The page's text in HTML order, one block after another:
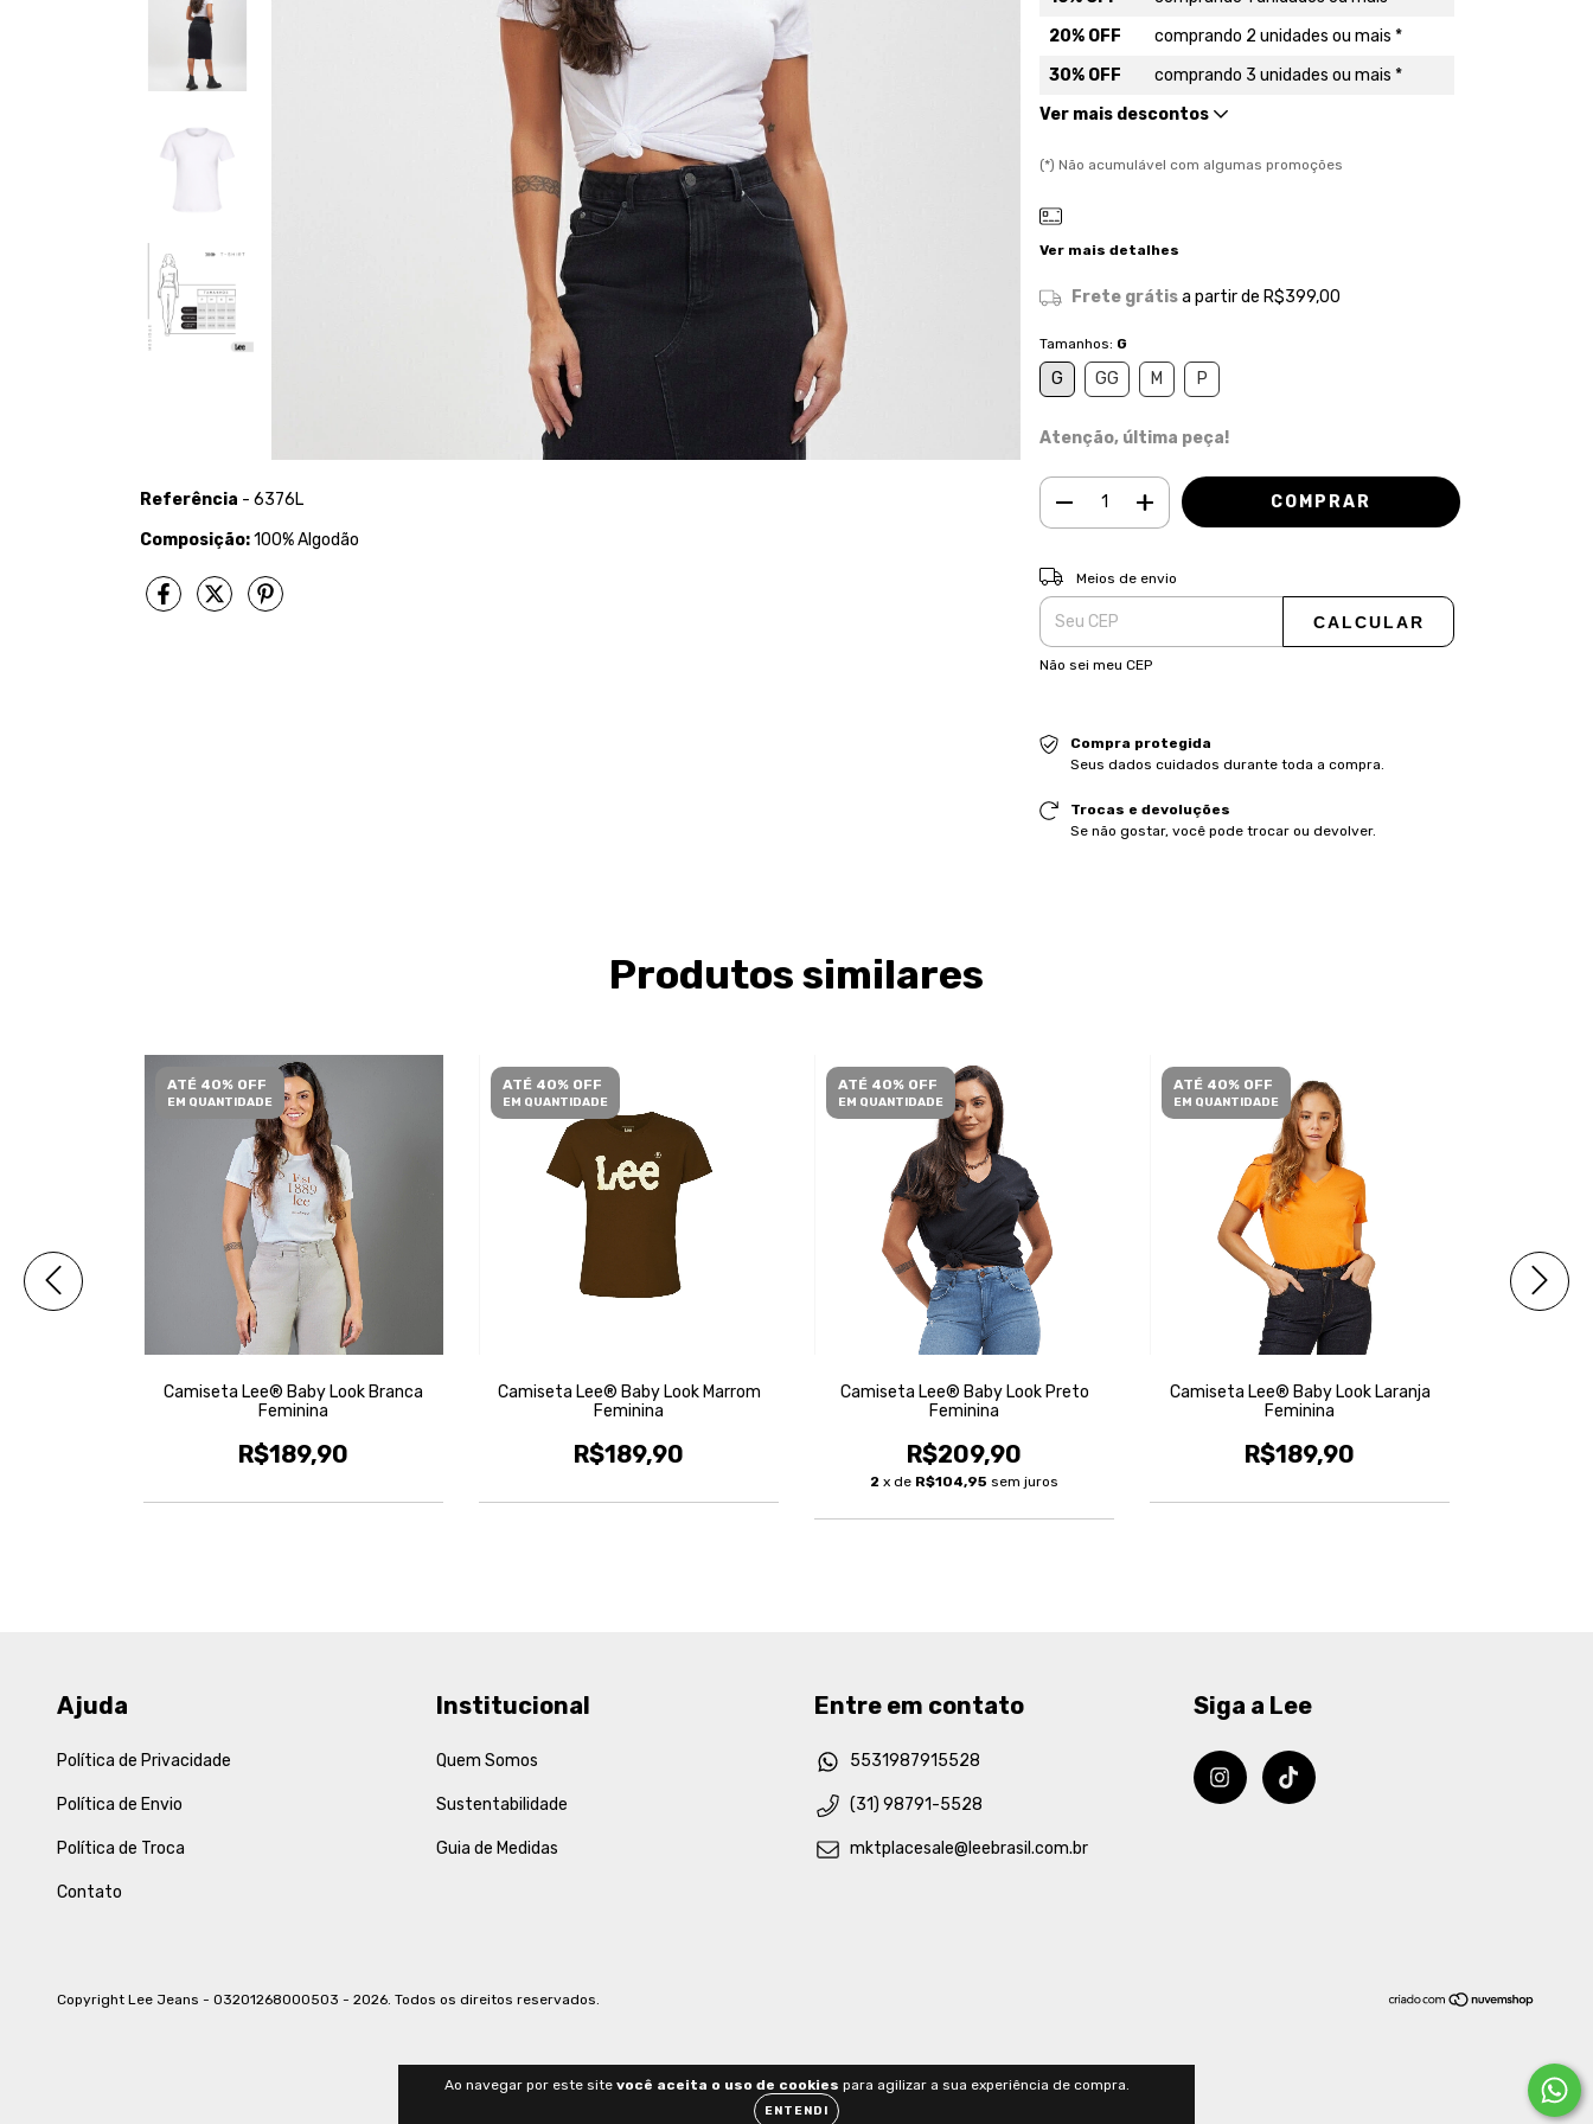
Ao navegar por este site você aceita o uso de cookies para agilizar a sua experiência de compra.
ENTENDI
Referência - 6376L
Composição:100% Algodão
20% OFF
comprando 2 unidades ou mais *
30% OFF
comprando 3 unidades ou mais *
Ver mais descontos
(*) Não acumulável com algumas promoções
Ver mais detalhes
Frete grátisa partir de R$399,00
Tamanhos: G
G GG M P
Atenção, última peça!
Entregas para o CEP:
Meios de envio
CALCULAR
Não sei meu CEP
Compra protegida
Seus dados cuidados durante toda a compra.
Trocas e devoluções
Se não gostar, você pode trocar ou devolver.
Produtos similares
ATÉ 40% OFF
EM QUANTIDADE
Camiseta Lee® Baby Look Branca
Feminina
R$189,90
ATÉ 40% OFF
EM QUANTIDADE
Camiseta Lee® Baby Look Marrom
Feminina
R$189,90
ATÉ 40% OFF
EM QUANTIDADE
Camiseta Lee® Baby Look Preto
Feminina
R$209,90
2 x de R$104,95 sem juros
ATÉ 40% OFF
EM QUANTIDADE
Camiseta Lee® Baby Look Laranja
Feminina
R$189,90
Ajuda
Política de Privacidade
Política de Envio
Política de Troca
Contato
Institucional
Quem Somos
Sustentabilidade
Guia de Medidas
Entre em contato
5531987915528
(31) 98791-5528
mktplacesale@leebrasil.com.br
Siga a Lee
Copyright Lee Jeans - 03201268000503 - 2026. Todos os direitos reservados.